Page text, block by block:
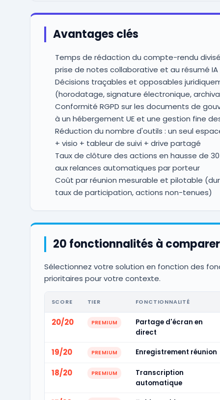
Avantages clés
Temps de rédaction du compte-rendu
prise de notes collaborative et au résumé IA
Décisions traçables et opposables
(horodatage, signature électronique,
Conformité RGPD sur les documents de
à un hébergement UE et une gestion fine
Réduction du nombre d'outils : un seul
+ visio + tableur de suivi + drive partagé
Taux de clôture des actions en hausse de
aux relances automatiques par porteur
Coût par réunion mesurable et pilotable
taux de participation, actions non-tenues)
20 fonctionnalités à comparer
Sélectionnez votre solution en fonction des
prioritaires pour votre contexte.
SCORE TIER FONCTIONNALITÉ
20/20 PREMIUM
Partage d'écran en
direct
19/20 PREMIUM Enregistrement réunion
18/20 PREMIUM
Transcription
automatique